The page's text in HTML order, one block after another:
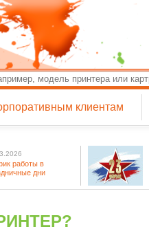
клиентам
работы в
дни